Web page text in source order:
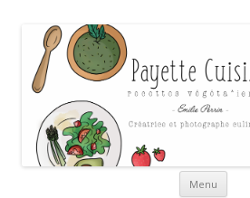
Payette cuisine
Menu